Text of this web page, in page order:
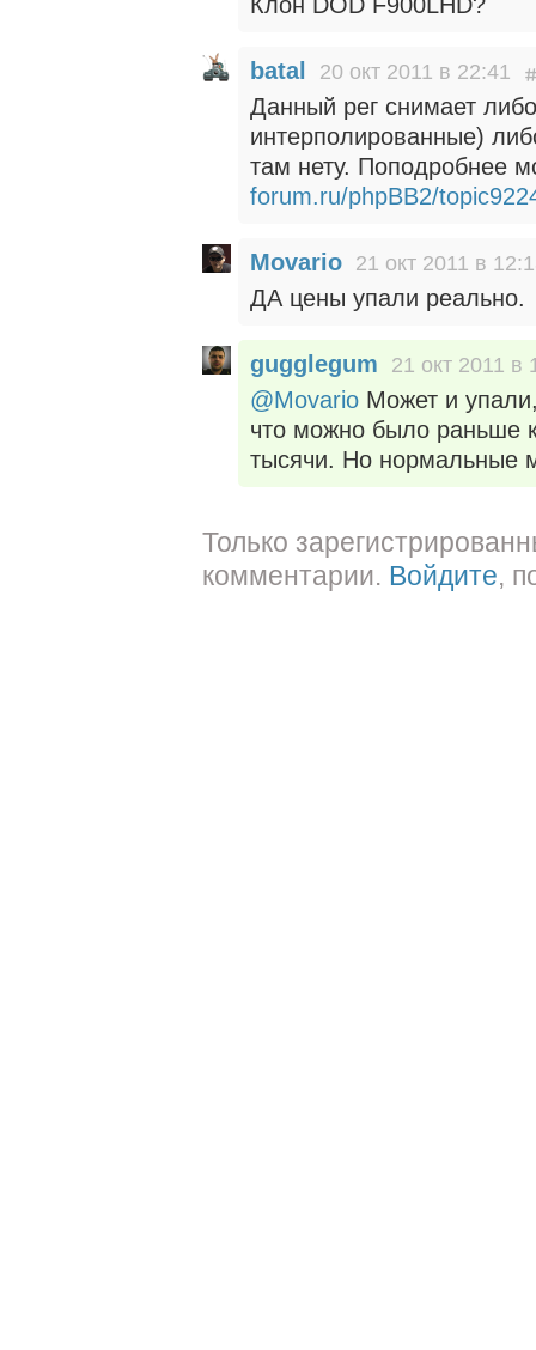
batal 20 окт 2011 в 22:41
Данный рег снимает
интерполированные)
там нету. Поподробнее
forum.ru/phpBB2/
Movario 21 окт 2011 в
ДА цены упали реально.
gugglegum 21 окт 2011 в
@Movario Может и
что можно было раньше
тысячи. Но нормальные
Только
комментарии. Войдите,